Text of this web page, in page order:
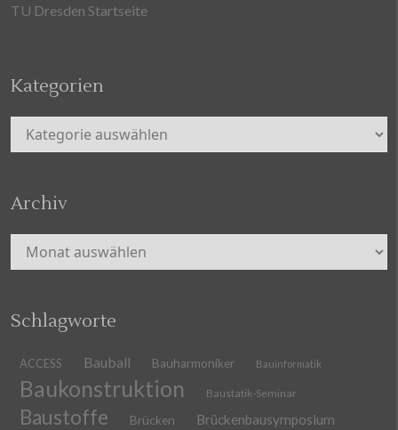
TU Dresden Startseite
Kategorien
Kategorien
Archiv
Archiv
Schlagworte
ACCESS Bauball Bauharmoniker Bauinformatik
Baukonstruktion Baustatik-Seminar
Baustoffe Brücken Brückenbausymposium